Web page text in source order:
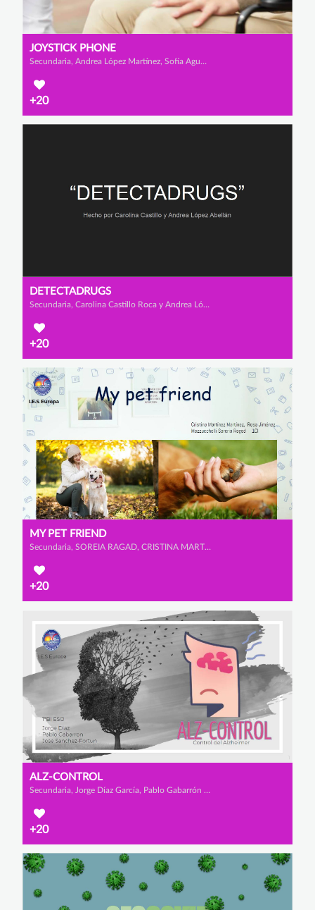
JOYSTICK PHONE
Secundaria, Andrea López Martínez, Sofía Agudo Fernández y Anabel Cánovas Mateo
+20
DETECTADRUGS
Secundaria, Carolina Castillo Roca y Andrea López Abellán
+20
MY PET FRIEND
Secundaria, SOREIA RAGAD, CRISTINA MARTÍNEZ MARTÍNEZ y ROSA CATALINA JIÉNEZ MAZZUCCHELLI
+20
ALZ-CONTROL
Secundaria, Jorge Díaz García, Pablo Gabarrón Hernández y José Sánchez Fortún
+20